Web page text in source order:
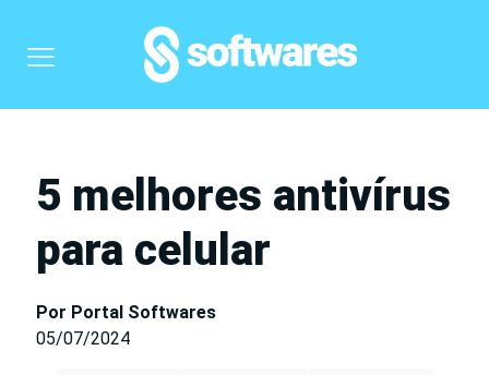
5 melhores antivírus
para celular
Por Portal Softwares
05/07/2024